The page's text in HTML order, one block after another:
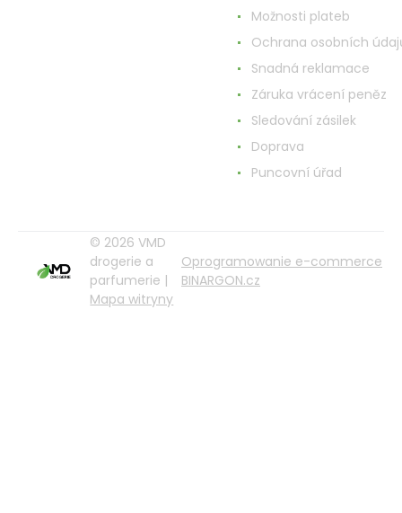
Možnosti plateb
Ochrana osobních
Snadná reklamace
Záruka vrácení peněz
Sledování zásilek
Doprava
Puncovní úřad
© 2026 VMD
drogerie a
parfumerie |
Mapa witryny
Oprogramowanie e-commerce
BINARGON.cz